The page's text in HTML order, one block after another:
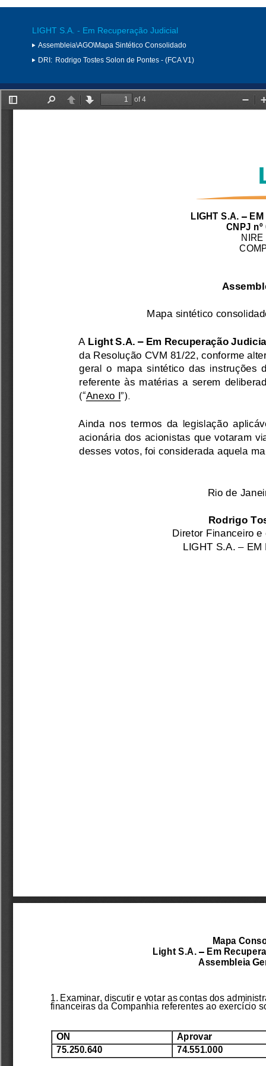
LIGHT S.A. - Em Recuperação Judicial
Assembleia\AGO\Mapa Sintético Consolidado
DRI: Rodrigo Tostes Solon de Pontes - (FCA V1)